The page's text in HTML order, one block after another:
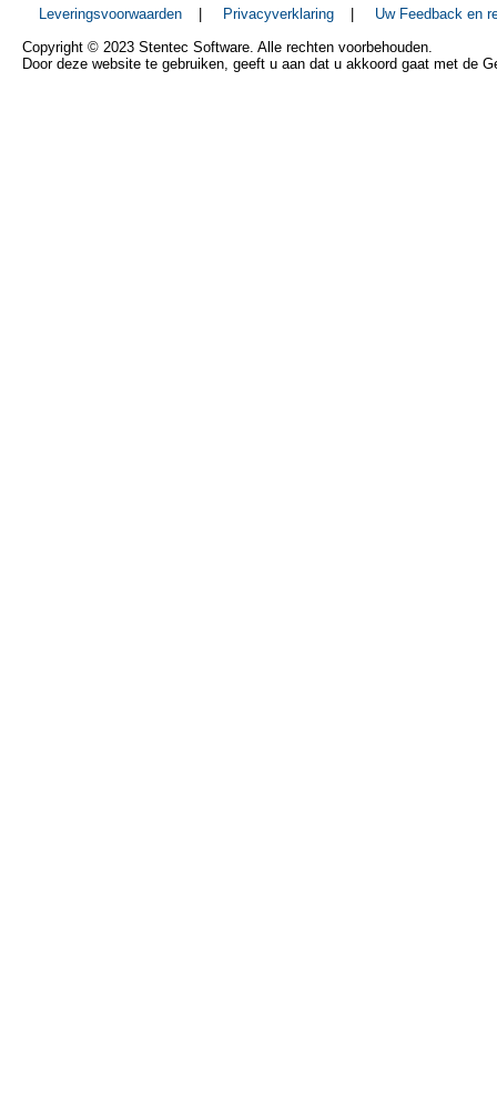
Leveringsvoorwaarden | Privacyverklaring |
Uw Feedback en
Copyright © 2023 Stentec Software. Alle rechten voorbehouden.
Door deze website te gebruiken, geeft u aan dat u akkoord gaat met de